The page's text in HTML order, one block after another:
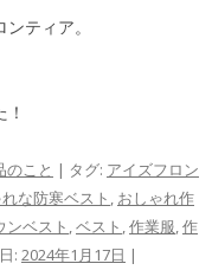
ティア。
のこと | タグ: アイズフロン
な防寒ベスト , おしゃれ作
ンベスト ,ベスト ,作業服,作
: 2024年1月17日 |